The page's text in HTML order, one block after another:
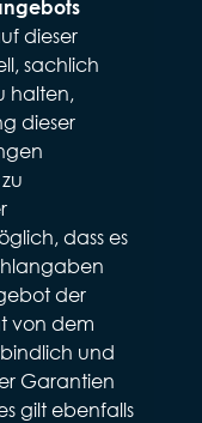
dieser
sachlich
halten,
dieser
dass es
der
von dem
und
Garantien
gilt ebenfalls